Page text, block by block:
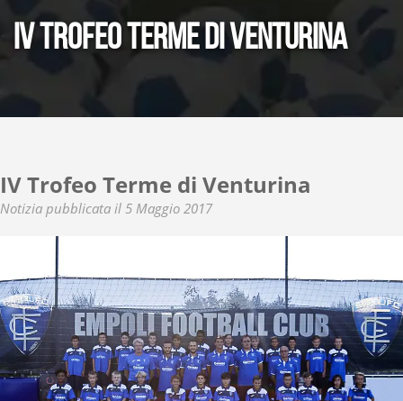
IV Trofeo Terme di Venturina
IV Trofeo Terme di Venturina
Notizia pubblicata il 5 Maggio 2017